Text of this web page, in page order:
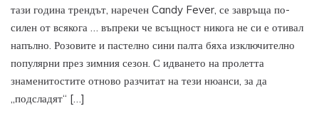
тази година трендът, наречен Candy Fever, се завръща по-
силен от всякога … въпреки че всъщност никога не си е отивал
напълно. Розовите и пастелно сини палта бяха изключително
популярни през зимния сезон. С идването на пролетта
знаменитостите отново разчитат на тези нюанси, за да
„подсладят“ […]